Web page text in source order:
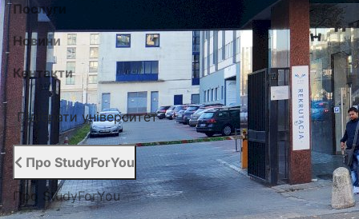
Послуги
Новини
Контакти
Підібрати університет
Про StudyForYou
Про StudyForYou